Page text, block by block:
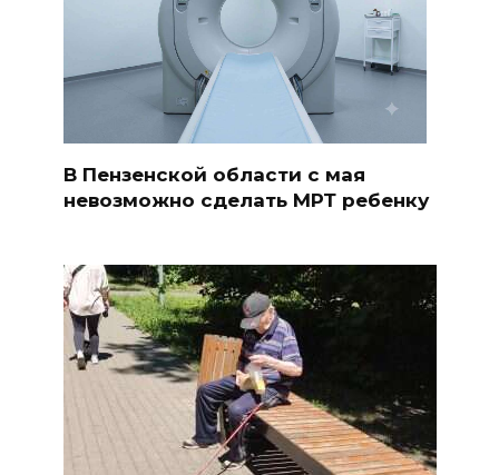
В Пензенской области с мая
невозможно сделать МРТ ребенку